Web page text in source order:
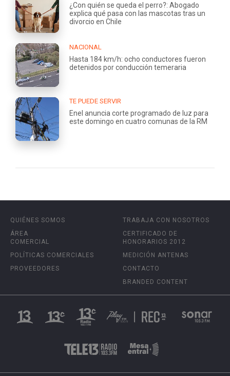
¿Con quién se queda el perro?: Abogado
explica qué pasa con las mascotas tras un
divorcio en Chile
NACIONAL
Hasta 184 km/h: ocho conductores fueron
detenidos por conducción temeraria
TE PUEDE SERVIR
Enel anuncia corte programado de luz para
este domingo en cuatro comunas de la RM
QUIÉNES SOMOS
ÁREA
COMERCIAL
POLÍTICAS COMERCIALES
PROVEEDORES
TRABAJA CON NOSOTROS
CERTIFICADO DE
HONORARIOS 2012
MEDICIÓN ANTENAS
CONTACTO
BRANDED CONTENT